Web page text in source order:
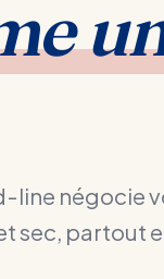
line négocie
sec, partout